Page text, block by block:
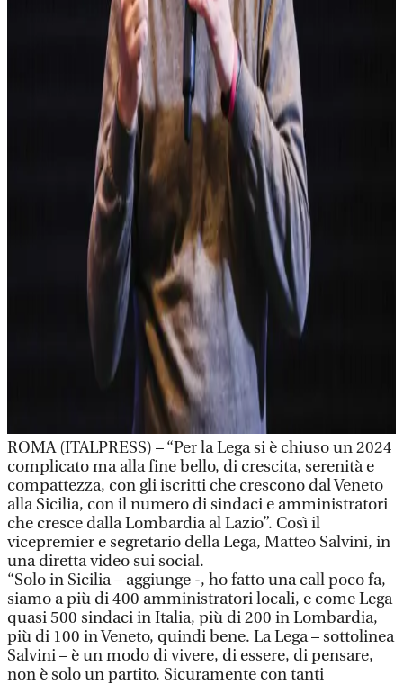
ROMA (ITALPRESS) – “Per la Lega si è chiuso un 2024
complicato ma alla fine bello, di crescita, serenità e
compattezza, con gli iscritti che crescono dal Veneto
alla Sicilia, con il numero di sindaci e amministratori
che cresce dalla Lombardia al Lazio”. Così il
vicepremier e segretario della Lega, Matteo Salvini, in
una diretta video sui social.
“Solo in Sicilia – aggiunge -, ho fatto una call poco fa,
siamo a più di 400 amministratori locali, e come Lega
quasi 500 sindaci in Italia, più di 200 in Lombardia,
più di 100 in Veneto, quindi bene. La Lega – sottolinea
Salvini – è un modo di vivere, di essere, di pensare,
non è solo un partito. Sicuramente con tanti